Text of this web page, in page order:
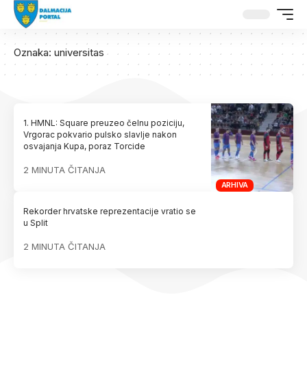
Oznaka: universitas
ARHIVA
1. HMNL: Square preuzeo čelnu poziciju,
Vrgorac pokvario pulsko slavlje nakon
osvajanja Kupa, poraz Torcide
2 MINUTA ČITANJA
Rekorder hrvatske reprezentacije vratio se
u Split
2 MINUTA ČITANJA